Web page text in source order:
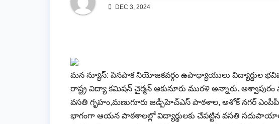
DEC 3, 2024
మన న్యూస్: పినపాక నియోజకవర్గం ఉపాధ్యాయులు విద్యార్థుల
రాష్ట్ర విద్యా కమిషన్ చైర్మన్ ఆకునూరు మురళి అన్నారు.
వసతి గృహం,మణుగూరు జడ్పీహెచ్ఎస్ పాఠశాల, అశోక్ నగర్
భాగంగా ఆయన పాఠశాలల్లో విద్యార్థులకు చేపట్టిన వసతి సదుపాయాలు,